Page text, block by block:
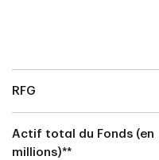
RFG
Actif total du Fonds (en
millions)**